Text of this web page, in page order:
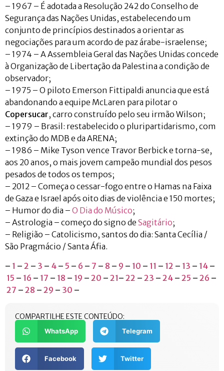
– 1967 – É adotada a Resolução 242 do Conselho de
Segurança das Nações Unidas, estabelecendo um
conjunto de princípios destinados a orientar as
negociações para um acordo de paz árabe-israelense;
– 1974 – A Assembleia Geral das Nações Unidas concede
à Organização de Libertação da Palestina a condição de
observador;
– 1975 – O piloto Emerson Fittipaldi anuncia que está
abandonando a equipe McLaren para pilotar o
Copersucar, carro construído pelo seu irmão Wilson;
– 1979 – Brasil: restabelecido o pluripartidarismo, com
extinção do MDB e da ARENA;
– 1986 – Mike Tyson vence Travor Berbick e torna-se,
aos 20 anos, o mais jovem campeão mundial dos pesos
pesados de todos os tempos;
– 2012 – Começa o cessar-fogo entre o Hamas na Faixa
de Gaza e Israel após oito dias de violência e 150 mortes;
– Humor do dia – O Dia do Músico;
– Astrologia – começo do signo de Sagitário;
– Religião – Catolicismo, santos do dia: Santa Cecília /
São Pragmácio / Santa Áfia.
– 1 – 2 – 3 – 4 – 5 – 6 – 7 – 8 – 9 – 10 – 11 – 12 – 13 – 14 –
15 – 16 – 17 – 18 – 19 – 20 – 21– 22 – 23 – 24 – 25 – 26 –
27 – 28 – 29 – 30 –
COMPARTILHE ESTE CONTEÚDO:
WhatsApp Telegram
Facebook Twitter